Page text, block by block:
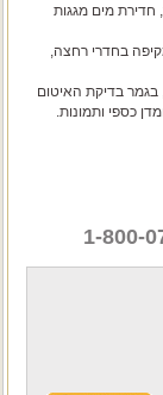
חדירת מים מגגות
בחדרי רחצה,
בגמר בדיקת האיטום
כספי ותמונות.
1-800-